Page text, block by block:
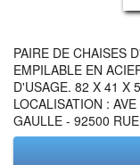
PAIRE DE CHAISES
EMPILABLE EN
D'USAGE. 82 X 41 X
LOCALISATION :
GAULLE - 92500